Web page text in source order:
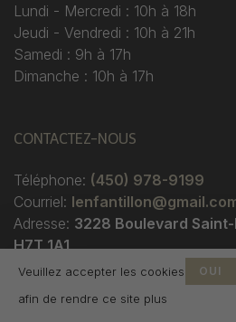
Lundi - Mercredi : 10h à 18h
Jeudi - Vendredi : 10h à 21h
Samedi : 9h à 17h
Dimanche : 10h à 17h
CONTACTEZ-NOUS
Téléphone: (450) 978-9199
Courriel:
Adresse: 3228 Boulevard
H7T 1A1
Veuillez accepter les cookies
afin de rendre ce site plus
OUI